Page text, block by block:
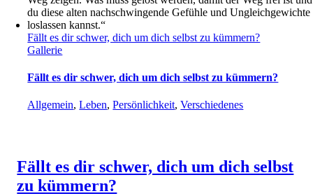
Fällt es dir schwer, dich um dich selbst zu kümmern?
Gallerie
Fällt es dir schwer, dich um dich selbst zu kümmern?
Allgemein,Leben,Persönlichkeit,Verschiedenes
Fällt es dir schwer, dich um dich selbst
zu kümmern?